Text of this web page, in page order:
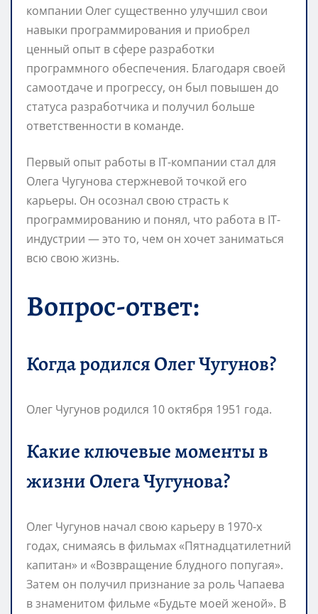
компании Олег существенно улучшил свои
навыки программирования и приобрел
ценный опыт в сфере разработки
программного обеспечения. Благодаря своей
самоотдаче и прогрессу, он был повышен до
статуса разработчика и получил больше
ответственности в команде.
Первый опыт работы в IT-компании стал для
Олега Чугунова стержневой точкой его
карьеры. Он осознал свою страсть к
программированию и понял, что работа в IT-
индустрии — это то, чем он хочет заниматься
всю свою жизнь.
Вопрос-ответ:
Когда родился Олег Чугунов?
Олег Чугунов родился 10 октября 1951 года.
Какие ключевые моменты в
жизни Олега Чугунова?
Олег Чугунов начал свою карьеру в 1970-х
годах, снимаясь в фильмах «Пятнадцатилетний
капитан» и «Возвращение блудного попугая».
Затем он получил признание за роль Чапаева
в знаменитом фильме «Будьте моей женой». В